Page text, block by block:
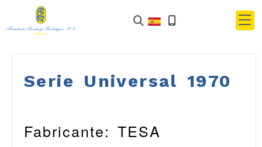
Serie Universal 1970
Fabricante: TESA